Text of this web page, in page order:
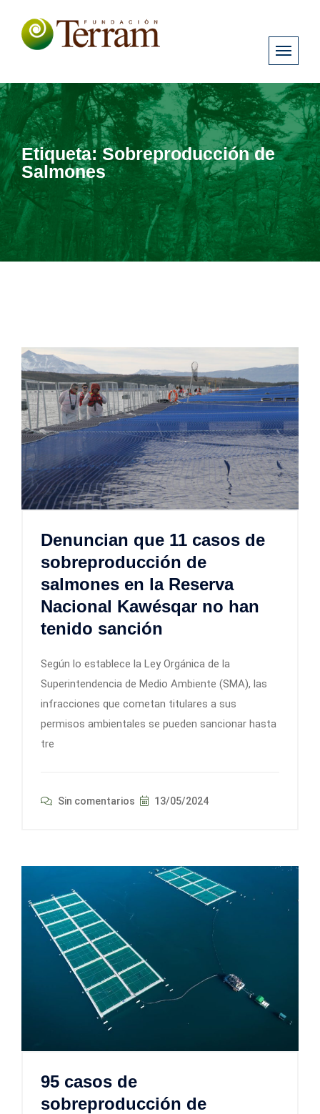
Etiqueta:Sobreproducción de
Salmones
Denuncian que 11 casos de
sobreproducción de
salmones en la Reserva
Nacional Kawésqar no han
tenido sanción
Según lo establece la Ley Orgánica de la
Superintendencia de Medio Ambiente (SMA), las
infracciones que cometan titulares a sus
permisos ambientales se pueden sancionar hasta
tre
Sin comentarios 13/05/2024
95 casos de
sobreproducción de